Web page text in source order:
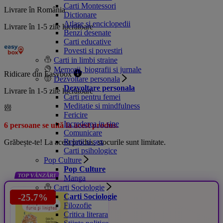
Carti Montessori
Dictionare
Atlase si enciclopedii
Benzi desenate
Carti educative
Povesti si povestiri
Carti in limbi straine
Memorii, biografii si jurnale
Dezvoltare personala
Dezvoltare personala
Carti pentru femei
Meditatie si mindfulness
Fericire
Increderea in sine
Comunicare
Relatii si sex
Carti psihologice
Pop Culture
Pop Culture
Manga
Carti Sociologie
Carti Sociologie
Filozofie
Critica literara
Livrare în România
Livrare în 1-5 zile lucrătoare
Ridicare din Easybox
Livrare în 1-5 zile lucrătoare
6 persoane se uită la acest produs.
Grăbește-te! La acest produs, stocurile sunt limitate.
TOP VÂNZĂRI
-35.6%
-35.6%
-35.6%
-35.6%
-35.6%
-35.6%
-37.3%
-24.9%
-52.5%
-62.3%
-61.5%
-16.7%
-17.5%
-16.7%
-20%
-18.4%
-18.4%
-16.7%
-41.2%
-25.7%